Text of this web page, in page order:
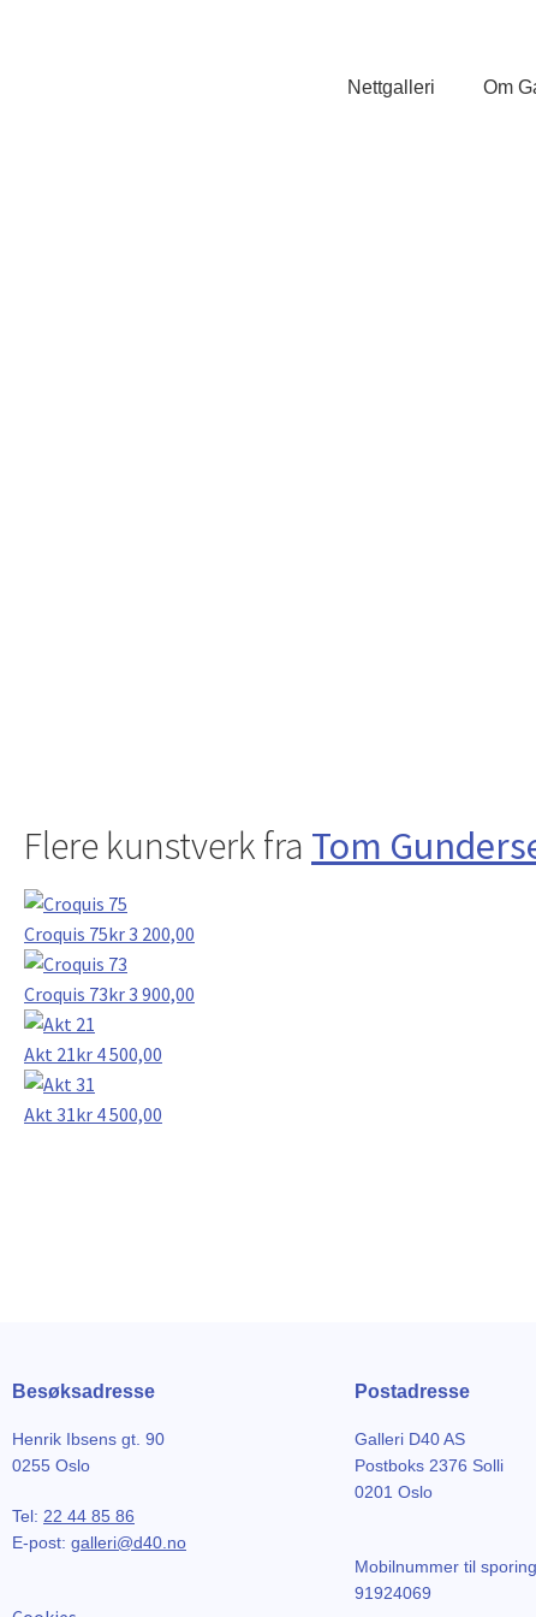
Nettgalleri Om
Flere kunstverk fra Tom
Croquis 75kr3 200,00
Croquis 73kr3 900,00
Akt 21kr 4 500,00
Akt 31kr 4 500,00
Besøksadresse
Henrik Ibsens gt. 90
0255 Oslo
Tel: 22 44 85 86
E-post: galleri@d40.no
Postadresse
Galleri D40 AS
Postboks 2376 Solli
0201 Oslo
Mobilnummer til
91924069